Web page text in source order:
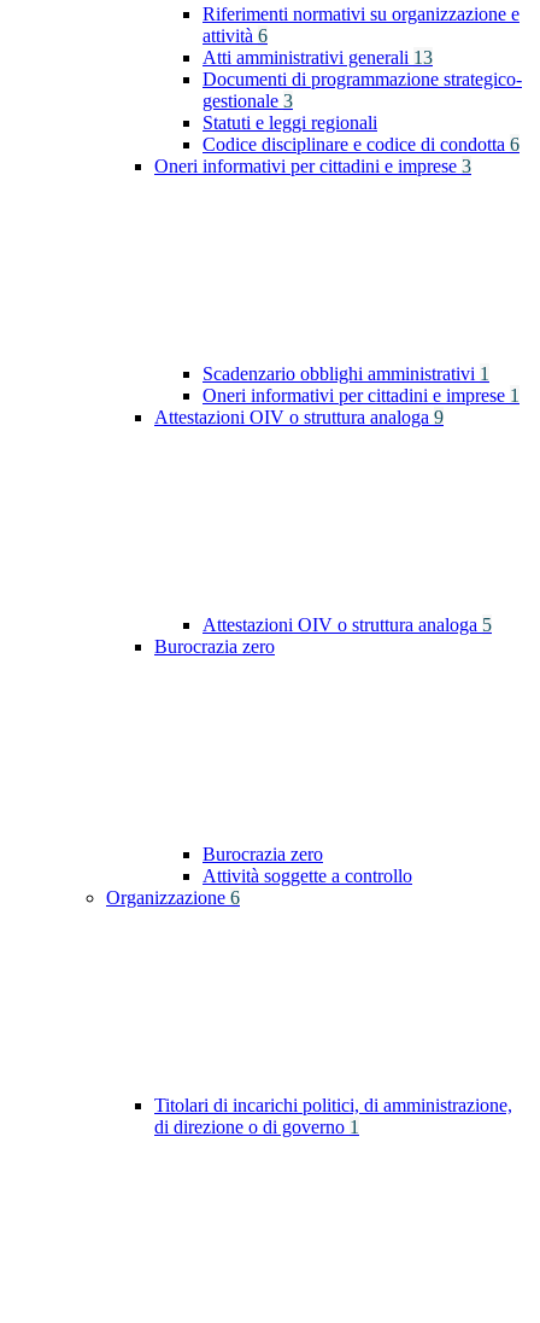
Riferimenti normativi su organizzazione e
attività 6
Atti amministrativi generali 13
Documenti di programmazione strategico-
gestionale 3
Statuti e leggi regionali
Codice disciplinare e codice di condotta 6
Oneri informativi per cittadini e imprese 3
Scadenzario obblighi amministrativi 1
Oneri informativi per cittadini e imprese 1
Attestazioni OIV o struttura analoga 9
Attestazioni OIV o struttura analoga 5
Burocrazia zero
Burocrazia zero
Attività soggette a controllo
Organizzazione 6
Titolari di incarichi politici, di amministrazione,
di direzione o di governo 1